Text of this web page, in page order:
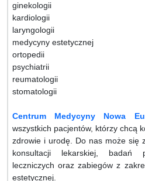
ginekologii
kardiologii
laryngologii
medycyny estetycznej
ortopedii
psychiatrii
reumatologii
stomatologii
Centrum Medycyny Nowa
wszystkich pacjentów, którzy chcą
zdrowie i urodę. Do nas może się
konsultacji lekarskiej, badań
leczniczych oraz zabiegów z
estetycznej.